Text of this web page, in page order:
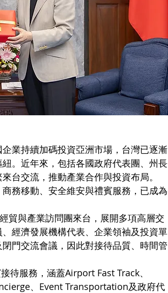
業持續加碼投資亞洲市場，台灣已逐漸
。近年來，包括各國政府代表團、州長
台交流，推動產業合作與投資布局。
務移動、安全維安與禮賓服務，已成為
貿與產業訪問團來台，展開多項高層交
經濟發展機構代表、企業領袖及投資單
門交流會議，因此對接待品質、時間管
待服務，涵蓋Airport Fast Track、
、Event Transportation及政府代